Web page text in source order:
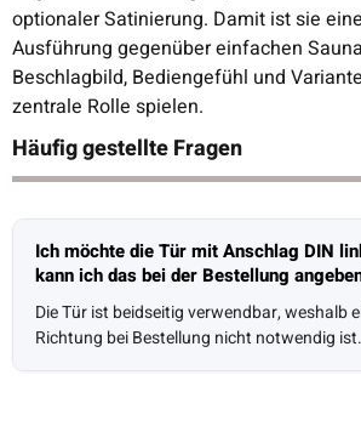
optionaler Satinierung. Damit ist sie
Ausführung gegenüber einfachen
Beschlagbild, Bediengefühl und
zentrale Rolle spielen.
Häufig gestellte Fragen
Ich möchte die Tür mit Anschlag DIN
kann ich das bei der Bestellung
Die Tür ist beidseitig verwendbar, weshalb
Richtung bei Bestellung nicht notwendig ist.